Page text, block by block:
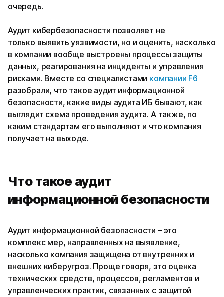
очередь.
Аудит кибербезопасности позволяет не
только выявить уязвимости, но и оценить, насколько
в компании вообще выстроены процессы защиты
данных, реагирования на инциденты и управления
рисками. Вместе со специалистами компании F6
разобрали, что такое аудит информационной
безопасности, какие виды аудита ИБ бывают, как
выглядит схема проведения аудита. А также, по
каким стандартам его выполняют и что компания
получает на выходе.
Что такое аудит
информационной безопасности
Аудит информационной безопасности – это
комплекс мер, направленных на выявление,
насколько компания защищена от внутренних и
внешних киберугроз. Проще говоря, это оценка
технических средств, процессов, регламентов и
управленческих практик, связанных с защитой